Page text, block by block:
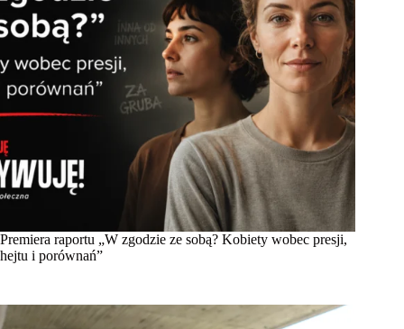
Premiera raportu „W zgodzie ze sobą? Kobiety wobec presji,
hejtu i porównań”